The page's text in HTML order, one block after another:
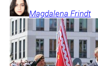
Magdalena Frindt